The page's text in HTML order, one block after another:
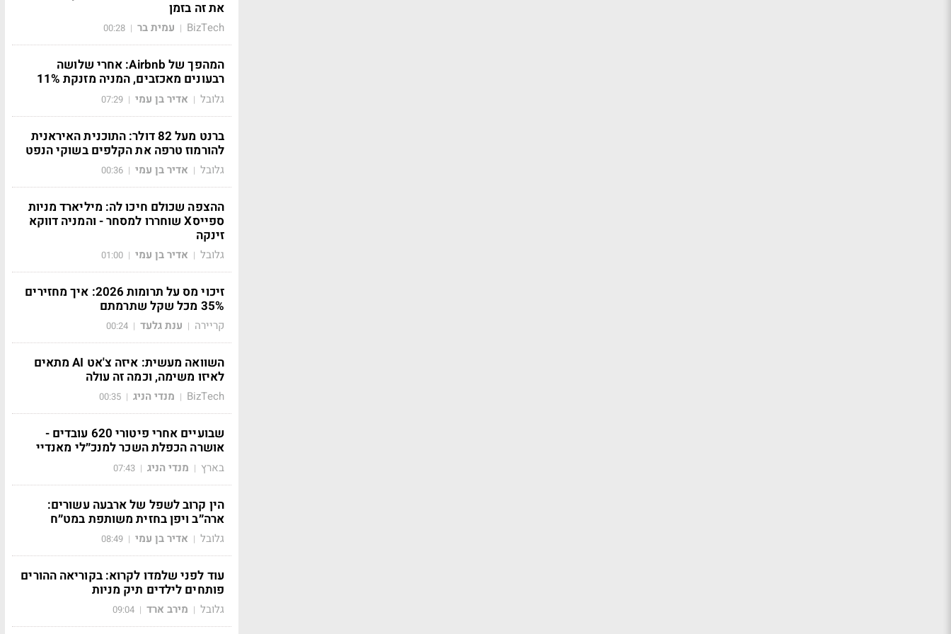
את זה בזמן
BizTech
| עמית בר |
00:28
המהפך של Airbnb: אחרי שלושה
רבעונים מאכזבים, המניה מזנקת 11%
גלובל | אדיר בן עמי |
07:29
ברנט מעל 82 דולר: התוכנית האיראנית
להורמוז טרפה את הקלפים בשוקי הנפט
גלובל | אדיר בן עמי |
00:36
ההצפה שכולם חיכו לה: מיליארד מניות
ספייסX שוחררו למסחר - והמניה דווקא
זינקה
גלובל | אדיר בן עמי |
01:00
זיכוי מס על תרומות 2026: איך מחזירים
35% מכל שקל שתרמתם
קריירה | ענת גלעד |
00:24
השוואה מעשית: איזה צ'אט AI מתאים
לאיזו משימה, וכמה זה עולה
BizTech
| מנדי הניג |
00:35
שבועיים אחרי פיטורי 620 עובדים -
אושרה הכפלת השכר למנכ״לי מאנדיי
בארץ | מנדי הניג |
07:43
הין קרוב לשפל של ארבעה עשורים:
ארה״ב ויפן בחזית משותפת במט״ח
גלובל | אדיר בן עמי |
08:49
עוד לפני שלמדו לקרוא: בקוריאה ההורים
פותחים לילדים תיק מניות
גלובל | מירב ארד |
09:04